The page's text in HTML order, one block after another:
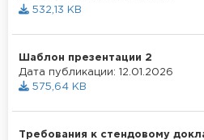
532,13 KB
Шаблон презентации 2
Дата публикации: 12.01.2026
575,64 KB
Требования к стендовому